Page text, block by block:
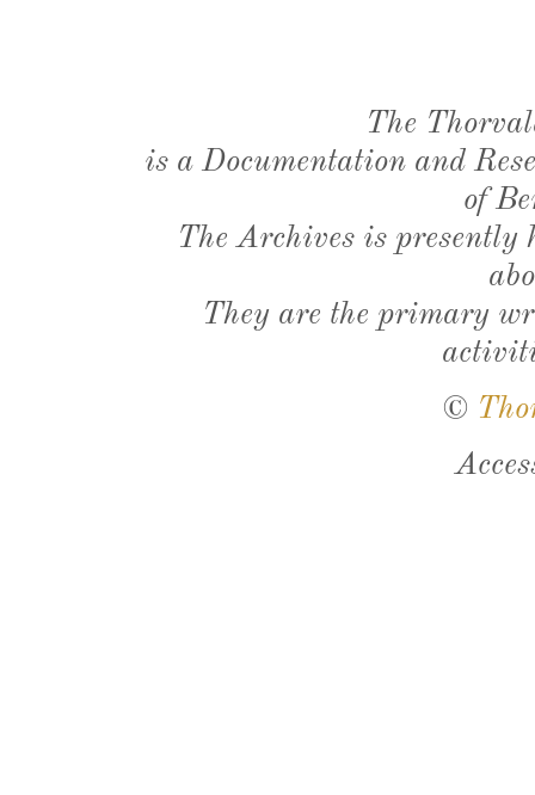
The
is a Documentation and
of
The Archives is presently
They are the primary
©